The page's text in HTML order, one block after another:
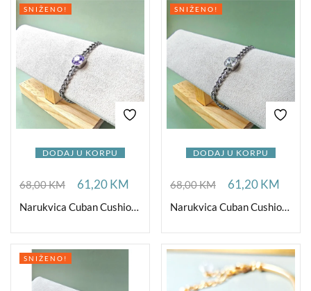
DODAJ U KORPU
SNIŽENO!
68,00KM 61,20KM
Narukvica Cuban Cushion Violet
DODAJ U KORPU
SNIŽENO!
68,00KM 61,20KM
Narukvica Cuban Cushion ClearCrystal
SNIŽENO!